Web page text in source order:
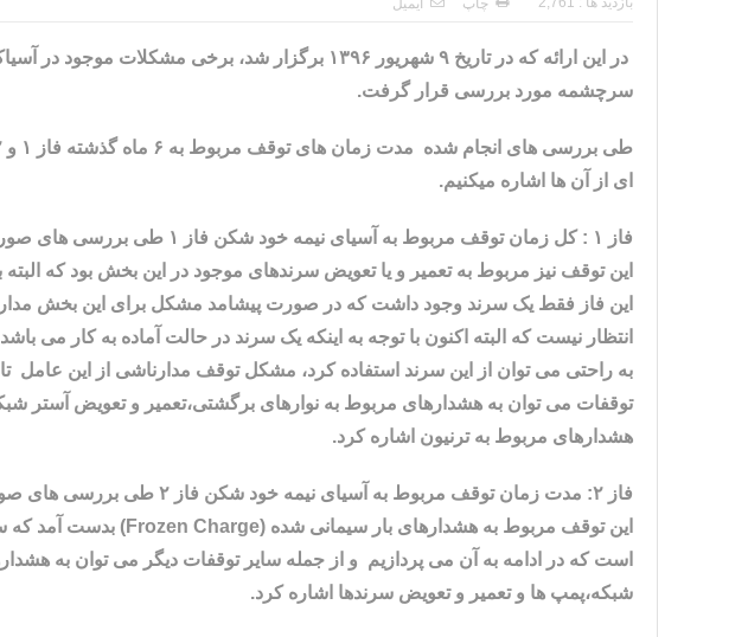
سرچشمه مورد بررسی قرار گرفت.
ای از آن ها اشاره میکنیم.
فاز ۱ : کل زمان توقف مربوط به
این توقف نیز مربوط به تعمیر و یا تعویض سرندهای موجود در این بخش بود که
این فاز فقط یک سرند وجود داشت که در صورت پیشامد مشکل برای این بخش مدار
انتظار نیست که البته اکنون با توجه به اینکه یک سرند در حالت آماده به کار
به راحتی می توان از این سرند استفاده کرد، مشکل توقف مدارناشی از این
توقفات می توان به هشدارهای مربوط به نوارهای برگشتی،تعمیر و تعویض آستر
هشدارهای مربوط به ترنیون اشاره کرد.
فاز ۲: مدت زمان توقف مربوط به
این توقف مربوط به هشدارهای بار سیمانی شده (Frozen Charge) بدست آمد که
است که در ادامه به آن می پردازیم و از جمله سایر توقفات دیگر می توان به
شبکه،پمپ ها و تعمیر و تعویض سرندها اشاره کرد.